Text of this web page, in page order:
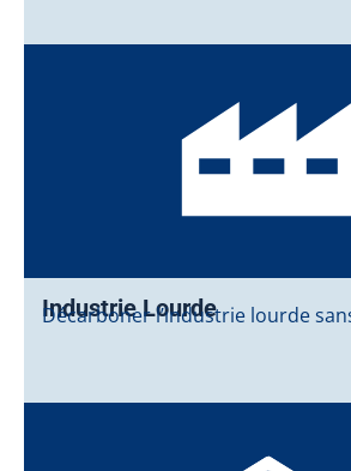
Industrie Lourde
Décarboner l’industrie lourde